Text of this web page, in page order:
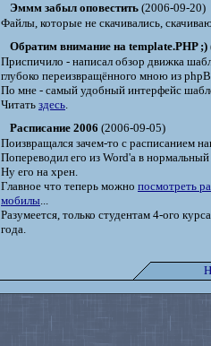
Эммм забыл оповестить (2006-09-20)
Файлы, которые не скачивались,
Обратим внимание на template.PHP ;)
Приспичило - написал обзор движка
глубоко переизвращённого мною из
По мне - самый удобный интерфейс
Читать здесь.
Расписание 2006 (2006-09-05)
Поизвращался зачем-то с расписанием
Попереводил его из Word'а в
Ну его на хрен.
Главное что теперь можно посмотреть
мобилы...
Разумеется, только студентам 4-ого
года.